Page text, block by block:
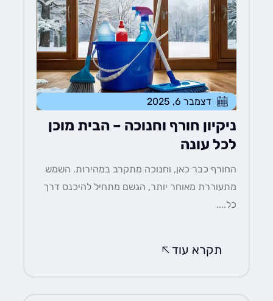
דצמבר 6, 2025
ניקיון חורף וחנוכה – הבית מוכן
לכל עונה
החורף כבר כאן, וחנוכה מתקרב במהירות. השמש
מתעוררת מאוחר יותר, הגשם מתחיל להיכנס דרך
תקרא עוד